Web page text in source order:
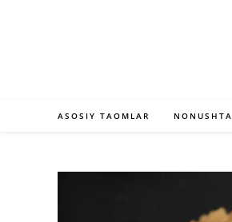
ASOSIY TAOMLAR NONUSHTA